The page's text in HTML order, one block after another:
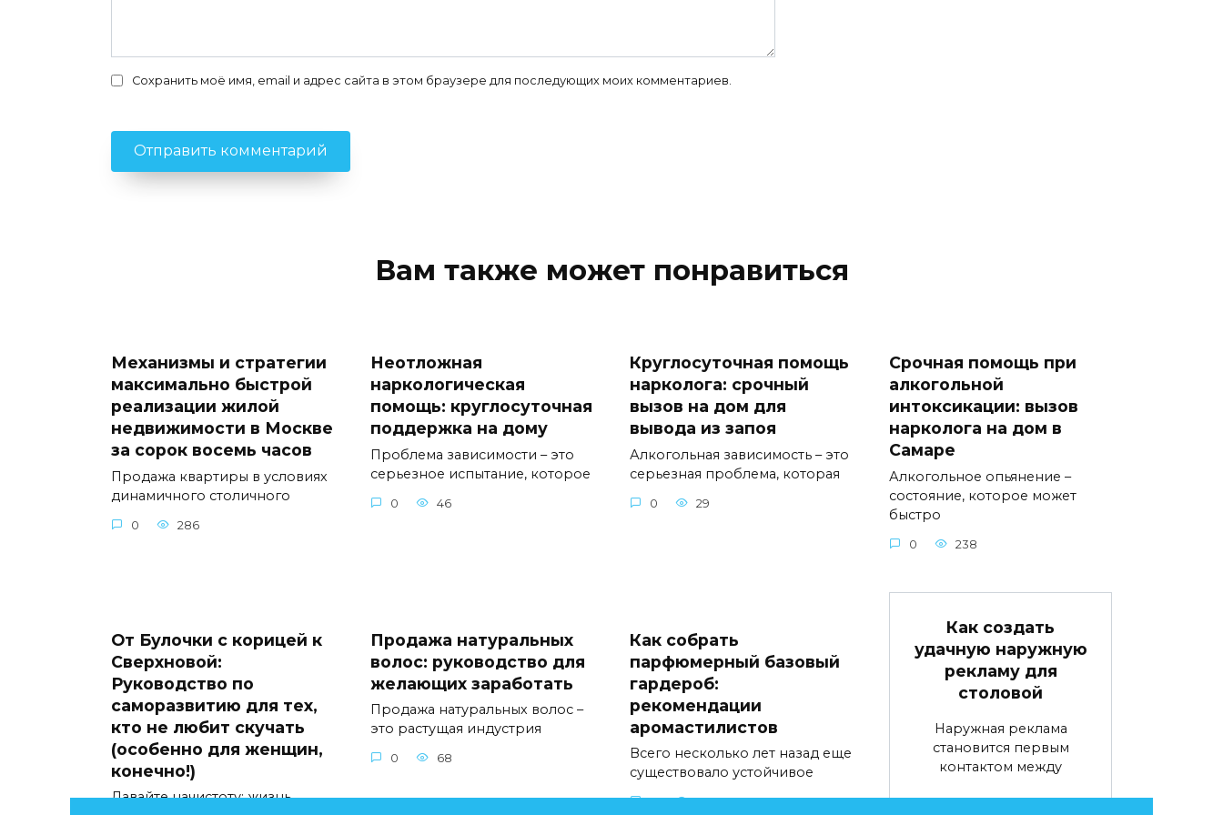
Сохранить моё имя, email и адрес сайта в этом браузере для последующих моих комментариев.
Вам также может понравиться
Механизмы и стратегии
максимально быстрой
реализации жилой
недвижимости в Москве
за сорок восемь часов
Продажа квартиры в условиях
динамичного столичного
0 286
Неотложная
наркологическая
помощь: круглосуточная
поддержка на дому
Проблема зависимости – это
серьезное испытание, которое
0 46
Круглосуточная помощь
нарколога: срочный
вызов на дом для
вывода из запоя
Алкогольная зависимость – это
серьезная проблема, которая
0 29
Срочная помощь при
алкогольной
интоксикации: вызов
нарколога на дом в
Самаре
Алкогольное опьянение –
состояние, которое может
быстро
0 238
От Булочки с корицей к
Сверхновой:
Руководство по
саморазвитию для тех,
кто не любит скучать
(особенно для женщин,
конечно!)
Давайте начистоту: жизнь
Продажа натуральных
волос: руководство для
желающих заработать
Продажа натуральных волос –
это растущая индустрия
0 68
Как собрать
парфюмерный базовый
гардероб:
рекомендации
аромастилистов
Всего несколько лет назад еще
существовало устойчивое
0 47
Как создать
удачную наружную
рекламу для
столовой
Наружная реклама
становится первым
контактом между